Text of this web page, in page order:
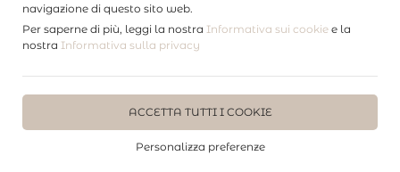
navigazione di questo sito web.
Per saperne di più, leggi la nostra Informativa sui cookie e la
nostra Informativa sulla privacy
ACCETTA TUTTI I COOKIE
Personalizza preferenze
FILTRA
Filtri attivi: